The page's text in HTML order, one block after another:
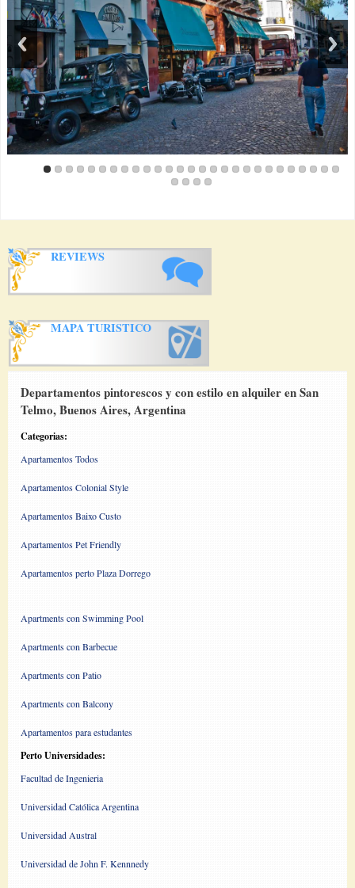
REVIEWS
MAPA TURISTICO
Departamentos pintorescos y con estilo en alquiler en San
Telmo, Buenos Aires, Argentina
Categorias:
Apartamentos Todos
Apartamentos Colonial Style
Apartamentos Baixo Custo
Apartamentos Pet Friendly
Apartamentos perto Plaza Dorrego
Apartments con Swimming Pool
Apartments con Barbecue
Apartments con Patio
Apartments con Balcony
Apartamentos para estudantes
Perto Universidades:
Facultad de Ingenieria
Universidad Católica Argentina
Universidad Austral
Universidad de John F. Kennnedy